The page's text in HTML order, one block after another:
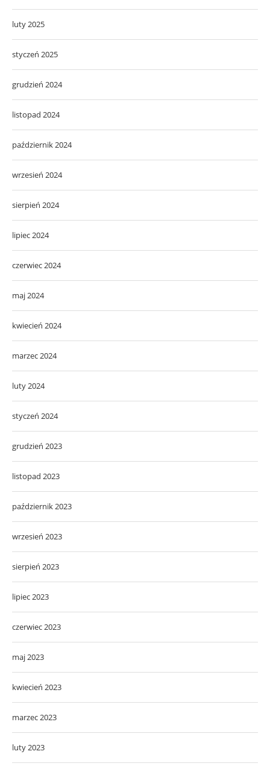
luty 2025
styczeń 2025
grudzień 2024
listopad 2024
październik 2024
wrzesień 2024
sierpień 2024
lipiec 2024
czerwiec 2024
maj 2024
kwiecień 2024
marzec 2024
luty 2024
styczeń 2024
grudzień 2023
listopad 2023
październik 2023
wrzesień 2023
sierpień 2023
lipiec 2023
czerwiec 2023
maj 2023
kwiecień 2023
marzec 2023
luty 2023